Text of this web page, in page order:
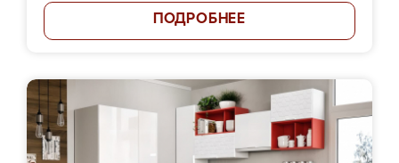
ПОДРОБНЕЕ